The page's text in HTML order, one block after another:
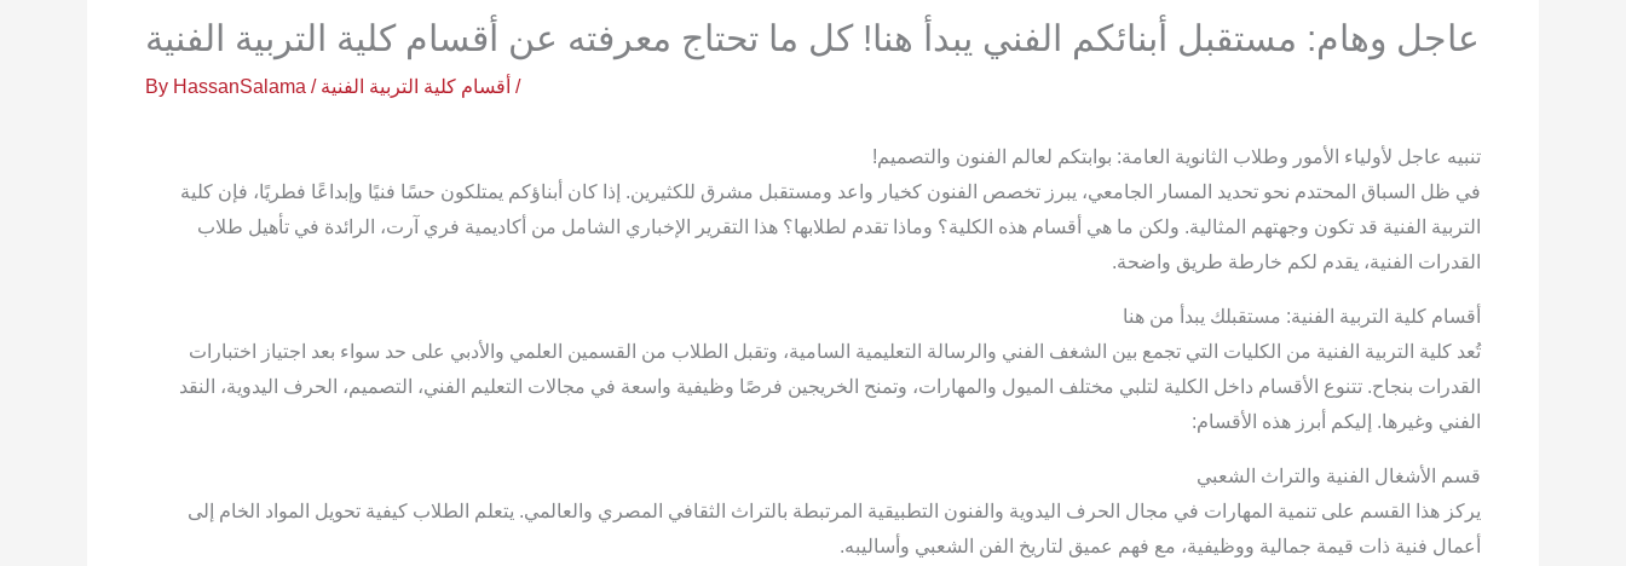
عاجل وهام: مستقبل أبنائكم الفني يبدأ هنا! كل ما تحتاج معرفته عن أقسام كلية التربية الفنية
/ أقسام كلية التربية الفنية / By
HassanSalama
تنبيه عاجل لأولياء الأمور وطلاب الثانوية العامة: بوابتكم لعالم الفنون والتصميم!
في ظل السباق المحتدم نحو تحديد المسار الجامعي، يبرز تخصص الفنون كخيار واعد ومستقبل مشرق للكثيرين. إذا كان أبناؤكم يمتلكون حسًا فنيًا وإبداعًا فطريًا، فإن كلية
التربية الفنية قد تكون وجهتهم المثالية. ولكن ما هي أقسام هذه الكلية؟ وماذا تقدم لطلابها؟ هذا التقرير الإخباري الشامل من أكاديمية فري آرت، الرائدة في تأهيل طلاب
القدرات الفنية، يقدم لكم خارطة طريق واضحة.
أقسام كلية التربية الفنية: مستقبلك يبدأ من هنا
تُعد كلية التربية الفنية من الكليات التي تجمع بين الشغف الفني والرسالة التعليمية السامية، وتقبل الطلاب من القسمين العلمي والأدبي على حد سواء بعد اجتياز اختبارات
القدرات بنجاح. تتنوع الأقسام داخل الكلية لتلبي مختلف الميول والمهارات، وتمنح الخريجين فرصًا وظيفية واسعة في مجالات التعليم الفني، التصميم، الحرف اليدوية، النقد
الفني وغيرها. إليكم أبرز هذه الأقسام:
قسم الأشغال الفنية والتراث الشعبي
يركز هذا القسم على تنمية المهارات في مجال الحرف اليدوية والفنون التطبيقية المرتبطة بالتراث الثقافي المصري والعالمي. يتعلم الطلاب كيفية تحويل المواد الخام إلى
أعمال فنية ذات قيمة جمالية ووظيفية، مع فهم عميق لتاريخ الفن الشعبي وأساليبه.